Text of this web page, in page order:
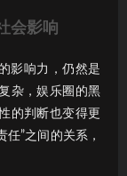
会影响
影响力，仍然是
杂，娱乐圈的黑
的判断也变得更
任”之间的关系，